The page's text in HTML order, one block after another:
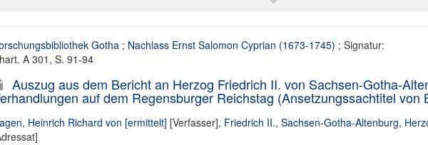
Gotha; Nachlass Ernst Salomon Cyprian (1673-1745) ; Signatur:
A 301, S. 91-94
Auszug aus dem Bericht an Herzog Friedrich II. von Sachsen-Gotha-
auf dem Regensburger Reichstag (Ansetzungssachtitel von
Heinrich Richard von [ermittelt] [Verfasser], Friedrich II., Sachsen-Gotha-Altenburg,